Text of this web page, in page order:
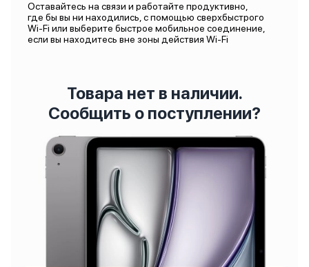
Оставайтесь на связи и работайте продуктивно,
где бы вы ни находились, с помощью сверхбыстрого
Wi-Fi или выберите быстрое мобильное соединение,
если вы находитесь вне зоны действия Wi-Fi
Товара нет в наличии.
Сообщить о поступлении?